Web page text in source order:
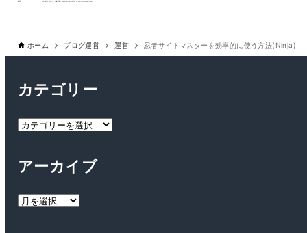
ホーム ブログ運営 運営 忍者サイトマスターを効率的に使う方法(Ninja)
カテゴリー
カ
リ
アーカイブ
ア